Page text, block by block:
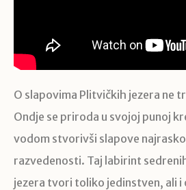
O slapovima Plitvičkih jezera ne
Ondje se priroda u svojoj punoj
vodom stvorivši slapove
razvedenosti. Taj labirint
jezera tvori toliko jedinstven, ali